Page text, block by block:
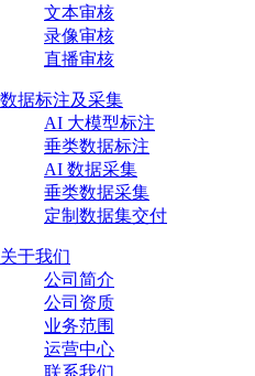
文本审核
录像审核
直播审核
数据标注及采集
AI 大模型标注
垂类数据标注
AI 数据采集
垂类数据采集
定制数据集交付
关于我们
公司简介
公司资质
业务范围
运营中心
联系我们